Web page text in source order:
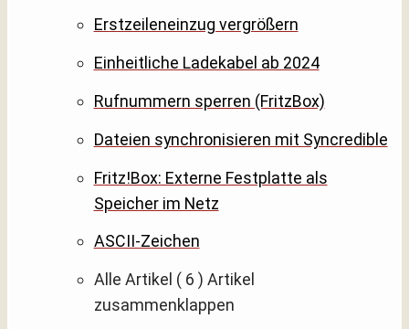
Erstzeileneinzug vergrößern
Einheitliche Ladekabel ab 2024
Rufnummern sperren (FritzBox)
Dateien synchronisieren mit Syncredible
Fritz!Box: Externe Festplatte als
Speicher im Netz
ASCII-Zeichen
Alle Artikel ( 6 ) Artikel
zusammenklappen